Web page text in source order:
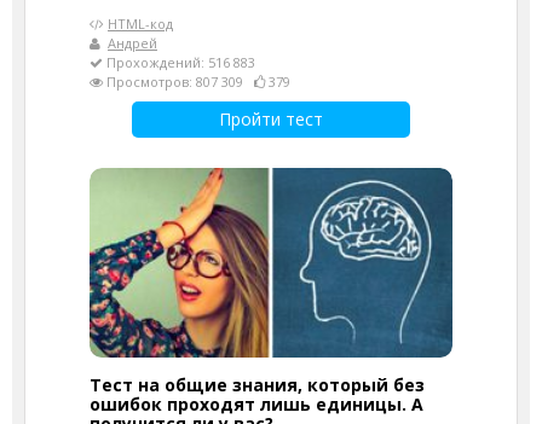
HTML-код
Андрей
Прохождений: 516 883
Просмотров: 807 309
379
Пройти тест
Тест на общие знания, который без
ошибок проходят лишь единицы. А